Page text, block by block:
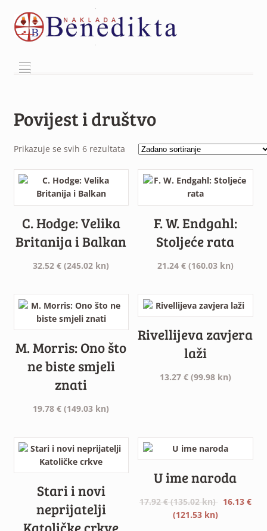
²
Povijest i društvo
Prikazuje se svih 6 rezultata
C. Hodge: Velika
Britanija i Balkan
32.52€ (245.02 kn)
F. W. Endgahl:
Stoljeće rata
21.24 € (160.03 kn)
M. Morris: Ono što
ne biste smjeli
znati
19.78€ (149.03 kn)
Rivellijeva zavjera
laži
13.27 € (99.98 kn)
Stari i novi
neprijatelji
U ime naroda
17.92€ (135.02 kn)Izvorna
cijena
16.13€
(121.53 kn)Trenutna